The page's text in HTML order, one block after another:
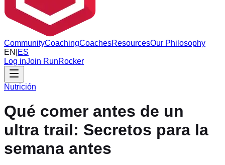
CommunityCoachingCoachesResourcesOur Philosophy
EN ES
Log inJoin RunRocker
Nutrición
Qué comer antes de un
ultra trail: Secretos para la
semana antes